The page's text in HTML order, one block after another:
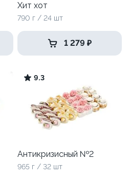
Хит хот
790 г / 24 шт
1 279 ₽
9.3
Антикризисный №2
965 г / 32 шт